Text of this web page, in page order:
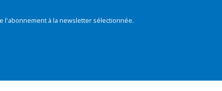
à la newsletter sélectionnée.